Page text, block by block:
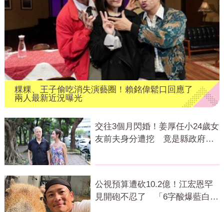
粿粿、王子偷吃消失演藝圈！賴銘偉鬆口回應了
兩人最新近況曝光
交往3個月閃婚！姜厚任小24歲女
友前夫身分遭挖 竟是縣政府高
公視預算遭砍10.2億！江宏恩罕
見開砲不忍了 「6字酸爆藍白」